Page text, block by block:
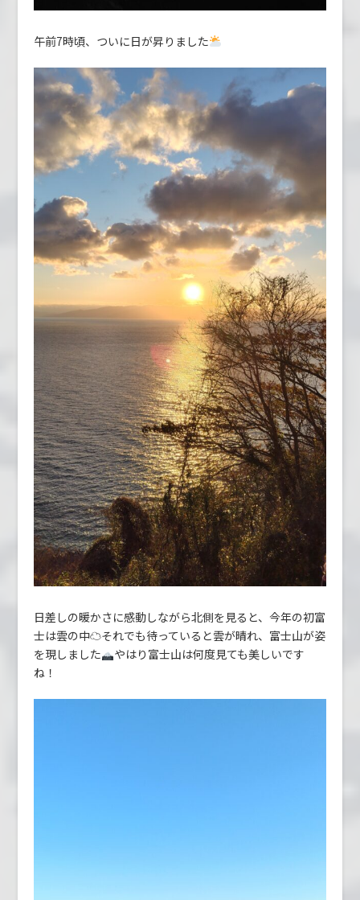
午前7時頃、ついに日が昇りました
日差しの暖かさに感動しながら北側を見ると、今年の初富
士は雲の中☁それでも待っていると雲が晴れ、富士山が姿
を現しました
やはり富士山は何度見ても美しいです
ね！